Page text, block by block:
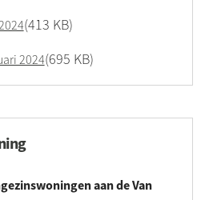
413 KB
2024 695 KB
aan de Van